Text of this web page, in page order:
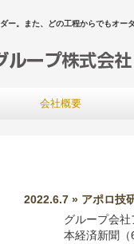
ー。また、どの工程からでもオー
会社概要
2022.6.7 » アポロ技
グループ会
本経済新聞